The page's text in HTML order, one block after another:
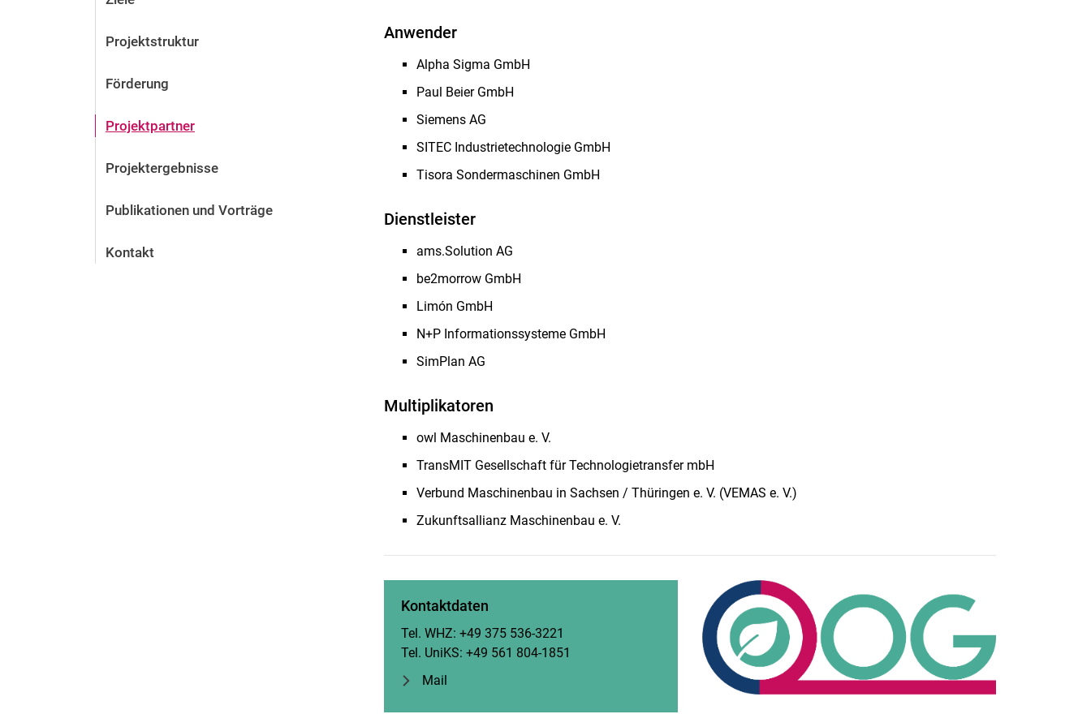
Projektstruktur
Förderung
Projektpartner
Projektergebnisse
Publikationen und Vorträge
Kontakt
Anwender
Alpha Sigma GmbH
Paul Beier GmbH
Siemens AG
SITEC Industrietechnologie GmbH
Tisora Sondermaschinen GmbH
Dienstleister
ams.Solution AG
be2morrow GmbH
Limón GmbH
N+P Informationssysteme GmbH
SimPlan AG
Multiplikatoren
owl Maschinenbau e. V.
TransMIT Gesellschaft für Technologietransfer mbH
Verbund Maschinenbau in Sachsen / Thüringen e. V. (VEMAS e. V.)
Zukunftsallianz Maschinenbau e. V.
Kontaktdaten
Tel. WHZ: +49 375 536-3221
Tel. UniKS: +49 561 804-1851
Mail